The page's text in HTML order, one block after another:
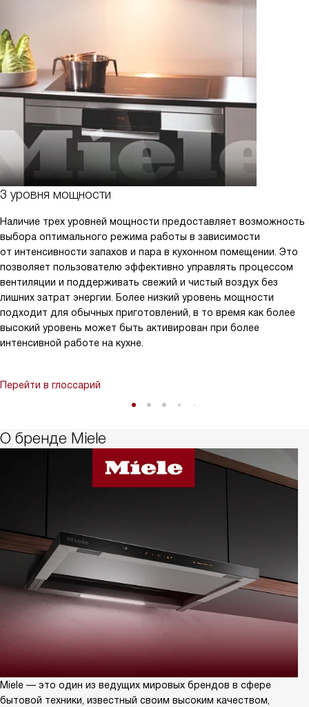
3 уровня мощности
Наличие трех уровней мощности предоставляет возможность
выбора оптимального режима работы в зависимости
от интенсивности запахов и пара в кухонном помещении. Это
позволяет пользователю эффективно управлять процессом
вентиляции и поддерживать свежий и чистый воздух без
лишних затрат энергии. Более низкий уровень мощности
подходит для обычных приготовлений, в то время как более
высокий уровень может быть активирован при более
интенсивной работе на кухне.
Перейти в глоссарий
О бренде Miele
Miele — это один из ведущих мировых брендов в сфере
бытовой техники, известный своим высоким качеством,